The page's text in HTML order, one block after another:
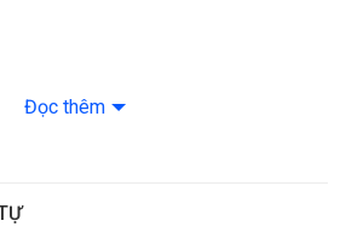
đường nét sang trọng và tinh tế, hòa hợp
khiển kèm theo màn hình có đèn LED
Đọc thêm